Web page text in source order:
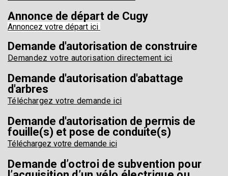
Annonce de départ de Cugy
Annoncez votre départ ici
Demande d'autorisation de construire
Demandez votre autorisation directement ici
Demande d'autorisation d'abattage
d'arbres
Téléchargez votre demande ici
Demande d'autorisation de permis de
fouille(s) et pose de conduite(s)
Téléchargez votre demande ici
Demande d’octroi de subvention pour